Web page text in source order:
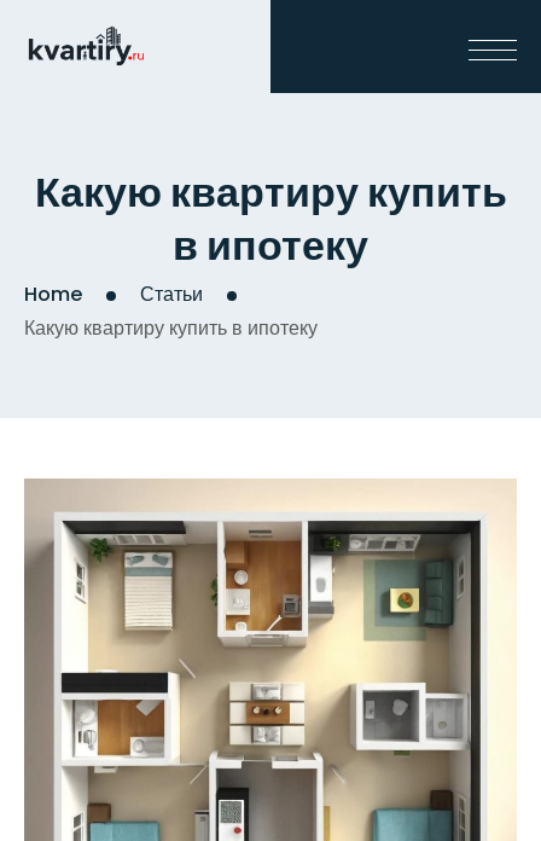
Какую квартиру купить
в ипотеку
Home
Статьи
Какую квартиру купить в ипотеку